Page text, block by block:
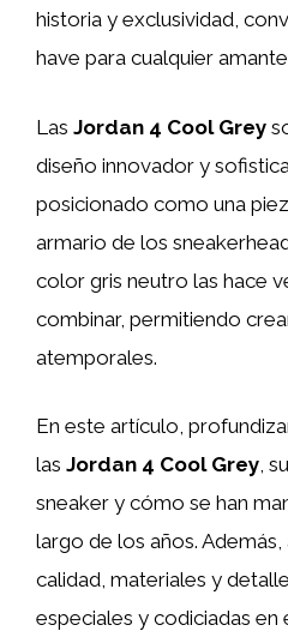
historia y exclusividad,
have para cualquier
Las Jordan 4 Cool Grey
diseño innovador y
posicionado como una
armario de los
color gris neutro las hace
combinar, permitiendo
atemporales.
En este artículo,
las Jordan 4 Cool Grey,
sneaker y cómo se han
largo de los años.
calidad, materiales y
especiales y codiciadas